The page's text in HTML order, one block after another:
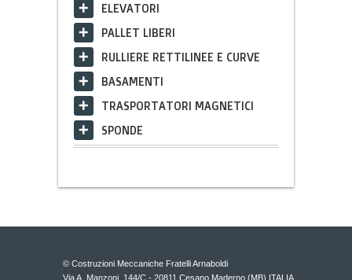
ELEVATORI
PALLET LIBERI
RULLIERE RETTILINEE E CURVE
BASAMENTI
TRASPORTATORI MAGNETICI
SPONDE
© Costruzioni Meccaniche Fratelli Arnaboldi
Via A. Manzoni, 144/C - 20811 Cesano Maderno (MB) ITALIA